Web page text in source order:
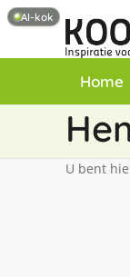
Home
U bent
AI-kok